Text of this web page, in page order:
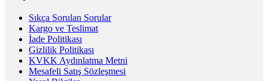
Sıkça Sorulan Sorular
Kargo ve Teslimat
İade Politikası
Gizlilik Politikası
KVKK Aydınlatma Metni
Mesafeli Satış Sözleşmesi